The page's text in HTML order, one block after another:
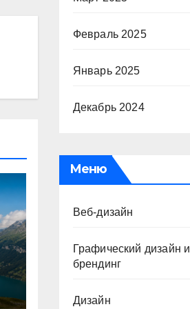
Февраль 2025
Январь 2025
Декабрь 2024
Меню
Веб-дизайн
Графический дизайн и
брендинг
Дизайн